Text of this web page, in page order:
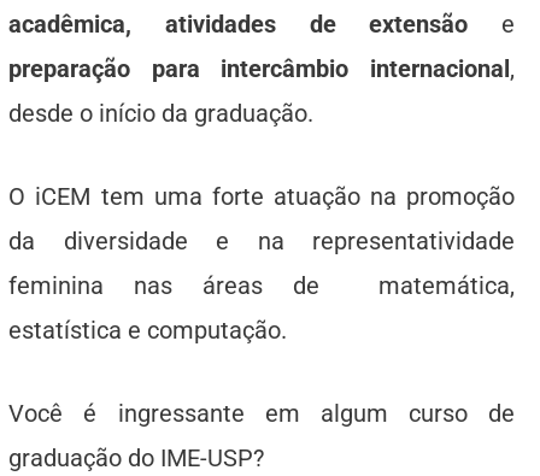
acadêmica, atividades de extensão e
preparação para intercâmbio internacional,
desde o início da graduação.
O iCEM tem uma forte atuação na promoção
da diversidade e na representatividade
feminina nas áreas de matemática,
estatística e computação.
Você é ingressante em algum curso de
graduação do IME-USP?